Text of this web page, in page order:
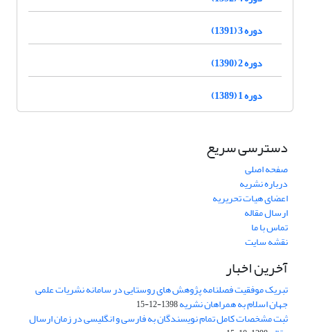
دوره 3 (1391)
دوره 2 (1390)
دوره 1 (1389)
دسترسی سریع
صفحه اصلی
درباره نشریه
اعضای هیات تحریریه
ارسال مقاله
تماس با ما
نقشه سایت
آخرین اخبار
تبریک موفقیت فصلنامه پژوهش های روستایی در سامانه نشریات علمی
جهان اسلام به همراهان نشریه1398-12-15
ثبت مشخصات کامل تمام نویسندگان به فارسی و انگلیسی در زمان ارسال